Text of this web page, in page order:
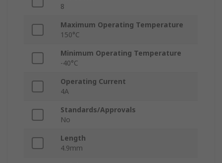
8
Maximum Operating Temperature
150°C
Minimum Operating Temperature
-40°C
Operating Current
4A
Standards/Approvals
No
Length
4.9mm